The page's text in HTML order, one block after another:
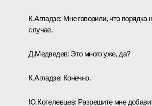
К.Агладзе: Мне говорили, что порядка
случае.
Д.Медведев: Это много уже, да?
К.Агладзе: Конечно.
Ю.Котелевцев: Разрешите мне